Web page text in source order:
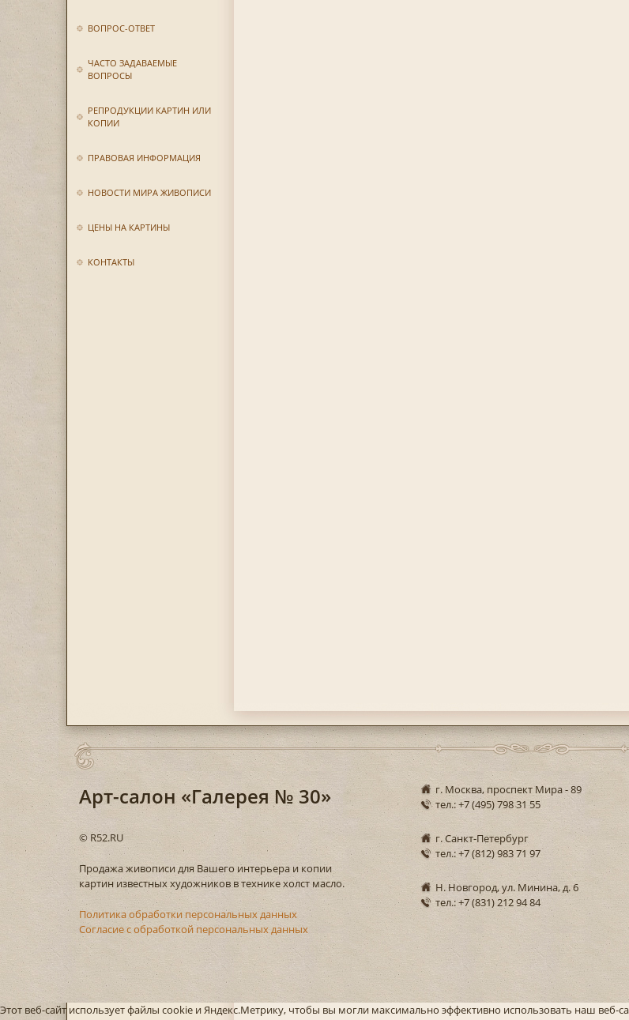
ВОПРОС-ОТВЕТ
ЧАСТО ЗАДАВАЕМЫЕ
ВОПРОСЫ
РЕПРОДУКЦИИ КАРТИН ИЛИ
КОПИИ
ПРАВОВАЯ ИНФОРМАЦИЯ
НОВОСТИ МИРА ЖИВОПИСИ
ЦЕНЫ НА КАРТИНЫ
КОНТАКТЫ
Арт-салон «Галерея № 30»
© R52.RU
Продажа живописи для Вашего интерьера и копии
картин известных художников в технике холст масло.
Политика обработки персональных данных
Согласие с обработкой персональных данных
г. Москва, проспект Мира - 89
тел.: +7 (495) 798 31 55
г. Санкт-Петербург
тел.: +7 (812) 983 71 97
Н. Новгород, ул. Минина, д. 6
тел.: +7 (831) 212 94 84
Этот веб-сайт использует файлы cookie и Яндекс.Метрику, чтобы вы могли максимально эффективно использовать наш веб-